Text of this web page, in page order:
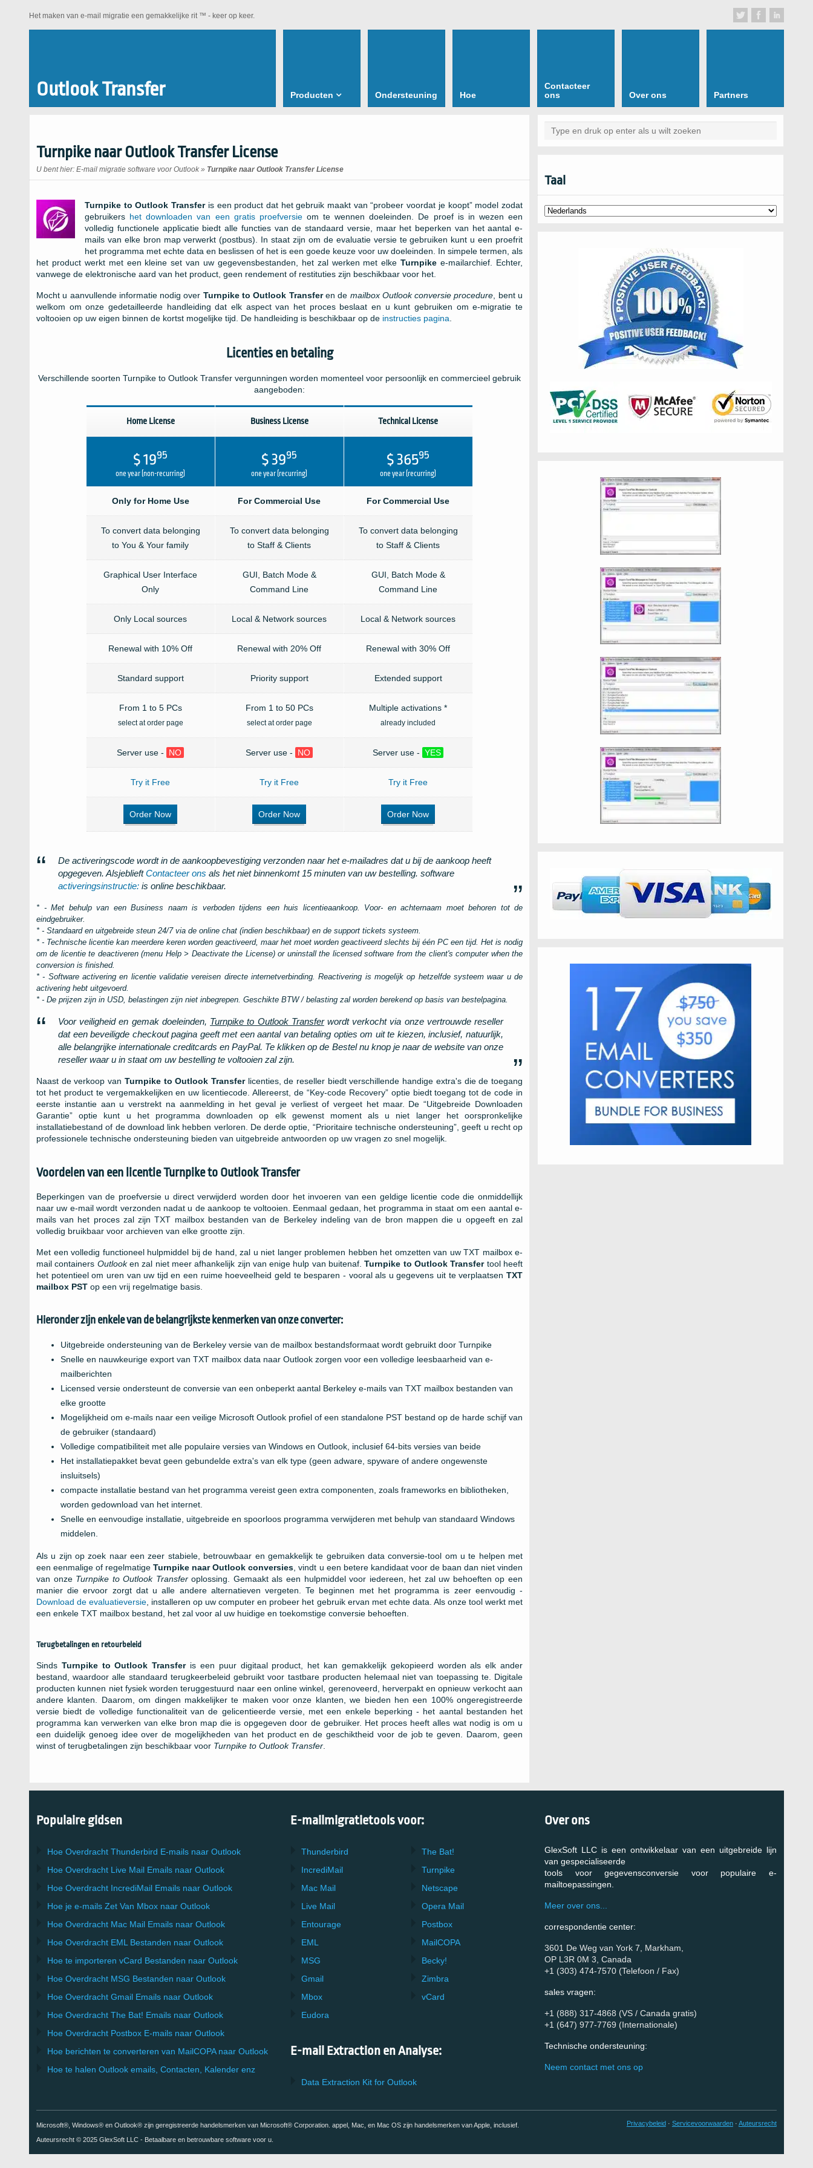
Het maken van e-mail migratie een gemakkelijke rit ™ - keer op keer.
Outlook Transfer Producten Ondersteuning Hoe
Contacteer
ons
Over ons Partners
Turnpike naar Outlook Transfer License
U bent hier: E-mail migratie software voor Outlook » Turnpike naar Outlook Transfer License
Turnpike to Outlook Transferis een product dat het gebruik maakt van “probeer voordat je koopt” model zodat
gebruikers het downloaden van een gratis proefversieom te wennen doeleinden. De proef is in wezen een
volledig functionele applicatie biedt alle functies van de standaard versie, maar het beperken van het aantal e-
mails van elke bron map verwerkt (postbus). In staat zijn om de evaluatie versie te gebruiken kunt u een proefrit
het programma met echte data en beslissen of het is een goede keuze voor uw doeleinden. In simpele termen, als
het product werkt met een kleine set van uw gegevensbestanden, het zal werken met elkeTurnpike e-mailarchief. Echter,
vanwege de elektronische aard van het product, geen rendement of restituties zijn beschikbaar voor het.
Mocht u aanvullende informatie nodig over Turnpike to Outlook Transferen de mailbox Outlookconversie procedure , bent u
welkom om onze gedetailleerde handleiding dat elk aspect van het proces beslaat en u kunt gebruiken om e-migratie te
voltooien op uw eigen binnen de kortst mogelijke tijd. De handleiding is beschikbaar op de instructies pagina
Licenties en betaling
Verschillende soorten Turnpike to Outlook Transfer vergunningen worden momenteel voor persoonlijk en commercieel gebruik
aangeboden:
Home License
$ 1995
one year (non-recurring)
Only for Home Use
To convert data belonging
to You & Your family
Graphical User Interface
Only
Only Local sources
Renewal with 10% Off
Standard support
From 1 to 5 PCs
select at order page
Server use - NO
Try it Free
Order Now
Business License
$ 3995
one year (recurring)
For Commercial Use
To convert data belonging
to Staff & Clients
GUI, Batch Mode &
Command Line
Local & Network sources
Renewal with 20% Off
Priority support
From 1 to 50 PCs
select at order page
Server use - NO
Try it Free
Order Now
Technical License
$ 36595
one year (recurring)
For Commercial Use
To convert data belonging
to Staff & Clients
GUI, Batch Mode &
Command Line
Local & Network sources
Renewal with 30% Off
Extended support
Multiple activations *
already included
Server use - YES
Try it Free
Order Now
De activeringscode wordt in de aankoopbevestiging verzonden naar het e-mailadres dat u bij de aankoop heeft
opgegeven. AlsjeblieftContacteer ons als het niet binnenkomt 15 minuten van uw bestelling. software
activeringsinstructie: is online beschikbaar.
* - Met behulp van een Business naam is verboden tijdens een huis licentieaankoop. Voor- en achternaam moet behoren tot de
eindgebruiker.
* - Standaard en uitgebreide steun 24/7 via de online chat (indien beschikbaar) en de support tickets systeem.
* - Technische licentie kan meerdere keren worden geactiveerd, maar het moet worden geactiveerd slechts bij één PCeen tijd. Het is nodig
om de licentie te deactiveren (menu Help > Deactivate the License)or uninstall the licensed software from the client's computer when the
conversion is finished.
* - Software activering en licentie validatie vereisen directe internetverbinding. Reactivering is mogelijk op hetzelfde systeem waar u de
activering hebt uitgevoerd.
* - De prijzen zijn in USD, belastingen zijn niet inbegrepen. Geschikte BTW / belasting zal worden berekend op basis van bestelpagina.
Voor veiligheid en gemak doeleinden, Turnpike to Outlook Transferwordt verkocht via onze vertrouwde reseller
dat een beveiligde checkout pagina geeft met een aantal van betaling opties om uit te kiezen, inclusief, natuurlijk,
alle belangrijke internationale creditcards en PayPal. Te klikken op de Bestel nuknop je naar de website van onze
reseller waar u in staat om uw bestelling te voltooien zal zijn.
Naast de verkoop van Turnpike to Outlook Transferlicenties, de reseller biedt verschillende handige extra's die de toegang
tot het product te vergemakkelijken en uw licentiecode. Allereerst, de “Key-code Recovery” optie biedt toegang tot de code in
eerste instantie aan u verstrekt na aanmelding in het geval je verliest of vergeet het maar. De “Uitgebreide Downloaden
Garantie” optie kunt u het programma downloaden op elk gewenst moment als u niet langer het oorspronkelijke
installatiebestand of de download link hebben verloren. De derde optie, “Prioritaire technische ondersteuning”, geeft u recht op
professionele technische ondersteuning bieden van uitgebreide antwoorden op uw vragen zo snel mogelijk.
Voordelen van een licentieTurnpike to Outlook Transfer
Beperkingen van de proefversie u direct verwijderd worden door het invoeren van een geldige licentie code die onmiddellijk
naar uw e-mail wordt verzonden nadat u de aankoop te voltooien. Eenmaal gedaan, het programma in staat om een ​​aantal e-
mails van het proces zal zijnTXT mailbox bestanden van de Berkeleyindeling van de bron mappen die u opgeeft en zal
volledig bruikbaar voor archieven van elke grootte zijn.
Met een volledig functioneel hulpmiddel bij de hand, zal u niet langer problemen hebben het omzetten van uw TXT mailbox e-
mail containers Outlooken zal niet meer afhankelijk zijn van enige hulp van buitenaf.Turnpike to Outlook Transfertool heeft
het potentieel om uren van uw tijd en een ruime hoeveelheid geld te besparen - vooral als u gegevens uit te verplaatsen TXT
mailbox PST op een vrij regelmatige basis.
Hieronder zijn enkele van de belangrijkste kenmerken van onze converter:
Uitgebreide ondersteuning van de Berkeley versie van de mailbox bestandsformaat wordt gebruikt door Turnpike
Snelle en nauwkeurige export van TXT mailbox data naar Outlook zorgen voor een volledige leesbaarheid van e-
mailberichten
Licensed versie ondersteunt de conversie van een onbeperkt aantal Berkeley e-mails van TXT mailbox bestanden van
elke grootte
Mogelijkheid om e-mails naar een veilige Microsoft Outlook profiel of een standalone PST bestand op de harde schijf van
de gebruiker (standaard)
Volledige compatibiliteit met alle populaire versies van Windows en Outlook, inclusief 64-bits versies van beide
Het installatiepakket bevat geen gebundelde extra's van elk type (geen adware, spyware of andere ongewenste
insluitsels)
compacte installatie bestand van het programma vereist geen extra componenten, zoals frameworks en bibliotheken,
worden gedownload van het internet.
Snelle en eenvoudige installatie, uitgebreide en spoorloos programma verwijderen met behulp van standaard Windows
middelen.
Als u zijn op zoek naar een zeer stabiele, betrouwbaar en gemakkelijk te gebruiken data conversie-tool om u te helpen met
een eenmalige of regelmatigeTurnpike naarOutlook conversies, vindt u een betere kandidaat voor de baan dan niet vinden
van onze Turnpike to Outlook Transferoplossing. Gemaakt als een hulpmiddel voor iedereen, het zal uw behoeften op een
manier die ervoor zorgt dat u alle andere alternatieven vergeten. Te beginnen met het programma is zeer eenvoudig -
Download de evaluatieversie, installeren op uw computer en probeer het gebruik ervan met echte data. Als onze tool werkt met
een enkele TXT mailbox bestand, het zal voor al uw huidige en toekomstige conversie behoeften.
Terugbetalingen en retourbeleid
Sinds Turnpike to Outlook Transferis een puur digitaal product, het kan gemakkelijk gekopieerd worden als elk ander
bestand, waardoor alle standaard terugkeerbeleid gebruikt voor tastbare producten helemaal niet van toepassing te. Digitale
producten kunnen niet fysiek worden teruggestuurd naar een online winkel, gerenoveerd, herverpakt en opnieuw verkocht aan
andere klanten. Daarom, om dingen makkelijker te maken voor onze klanten, we bieden hen een 100% ongeregistreerde
versie biedt de volledige functionaliteit van de gelicentieerde versie, met een enkele beperking - het aantal bestanden het
programma kan verwerken van elke bron map die is opgegeven door de gebruiker. Het proces heeft alles wat nodig is om u
een duidelijk genoeg idee over de mogelijkheden van het product en de geschiktheid voor de job te geven. Daarom, geen
winst of terugbetalingen zijn beschikbaar voor Turnpike to Outlook Transfer.
Taal
Populaire gidsen
Hoe Overdracht Thunderbird E-mails naar Outlook
Hoe Overdracht Live Mail Emails naar Outlook
Hoe Overdracht IncrediMail Emails naar Outlook
Hoe je e-mails Zet Van Mbox naar Outlook
Hoe Overdracht Mac Mail Emails naar Outlook
Hoe Overdracht EMLBestanden naar Outlook
Hoe te importeren vCard Bestanden naar Outlook
Hoe Overdracht MSG Bestanden naar Outlook
Hoe Overdracht Gmail Emails naar Outlook
Hoe Overdracht The Bat! Emails naar Outlook
Hoe Overdracht Postbox E-mails naar Outlook
Hoe berichten te converteren van MailCOPAnaar Outlook
Hoe te halen Outlook emails, Contacten, Kalender enz
E-mailmigratietools voor:
Thunderbird
IncrediMail
Mac Mail
Live Mail
Entourage
EML
MSG
Gmail
Mbox
Eudora
The Bat!
Turnpike
Netscape
Opera Mail
Postbox
MailCOPA
Becky!
Zimbra
vCard
E-mail Extraction en Analyse:
Data Extraction Kit for Outlook
Over ons
GlexSoft LLC is een ontwikkelaar van een uitgebreide lijn
van gespecialiseerde
tools voor gegevensconversie voor populaire e-
mailtoepassingen.
Meer over ons...
correspondentie center:
3601 De Weg van York 7, Markham,
OP L3R 0M 3, Canada
+1 (303) 474-7570 (Telefoon / Fax)
sales vragen:
+1 (888) 317-4868 (VS / Canada gratis)
+1 (647) 977-7769 (Internationale)
Technische ondersteuning:
Neem contact met ons op
Microsoft®, Windows® en Outlook® zijn geregistreerde handelsmerken van Microsoft® Corporation. appel, Mac, en Mac OS zijn handelsmerken van Apple, inclusief.
Auteursrecht © 2025 GlexSoft LLC - Betaalbare en betrouwbare software voor u.
Privacybeleid · Servicevoorwaarden· Auteursrecht